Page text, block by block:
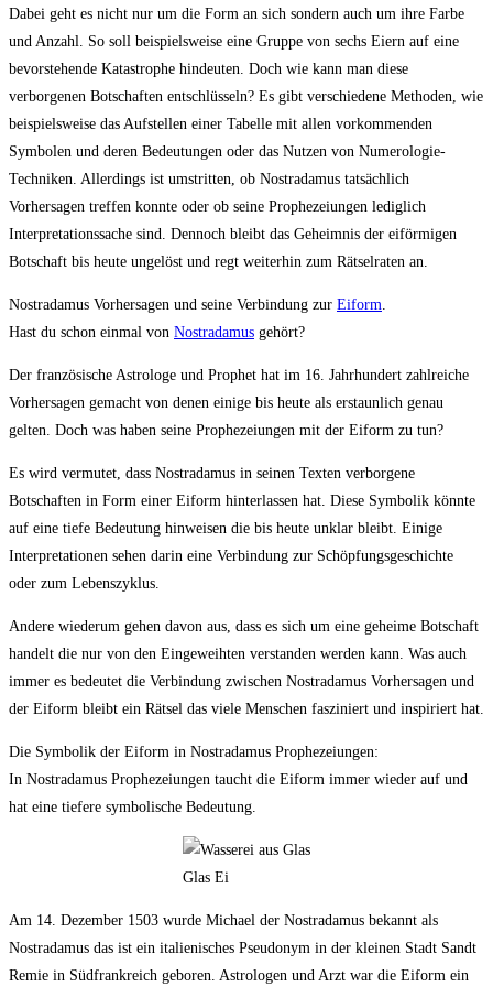
Dabei geht es nicht nur um die Form an sich sondern auch um ihre Farbe
und Anzahl. So soll beispielsweise eine Gruppe von sechs Eiern auf eine
bevorstehende Katastrophe hindeuten. Doch wie kann man diese
verborgenen Botschaften entschlüsseln? Es gibt verschiedene Methoden, wie
beispielsweise das Aufstellen einer Tabelle mit allen vorkommenden
Symbolen und deren Bedeutungen oder das Nutzen von Numerologie-
Techniken. Allerdings ist umstritten, ob Nostradamus tatsächlich
Vorhersagen treffen konnte oder ob seine Prophezeiungen lediglich
Interpretationssache sind. Dennoch bleibt das Geheimnis der eiförmigen
Botschaft bis heute ungelöst und regt weiterhin zum Rätselraten an.
Nostradamus Vorhersagen und seine Verbindung zur Eiform.
Hast du schon einmal von Nostradamus gehört?
Der französische Astrologe und Prophet hat im 16. Jahrhundert zahlreiche
Vorhersagen gemacht von denen einige bis heute als erstaunlich genau
gelten. Doch was haben seine Prophezeiungen mit der Eiform zu tun?
Es wird vermutet, dass Nostradamus in seinen Texten verborgene
Botschaften in Form einer Eiform hinterlassen hat. Diese Symbolik könnte
auf eine tiefe Bedeutung hinweisen die bis heute unklar bleibt. Einige
Interpretationen sehen darin eine Verbindung zur Schöpfungsgeschichte
oder zum Lebenszyklus.
Andere wiederum gehen davon aus, dass es sich um eine geheime Botschaft
handelt die nur von den Eingeweihten verstanden werden kann. Was auch
immer es bedeutet die Verbindung zwischen Nostradamus Vorhersagen und
der Eiform bleibt ein Rätsel das viele Menschen fasziniert und inspiriert hat.
Die Symbolik der Eiform in Nostradamus Prophezeiungen:
In Nostradamus Prophezeiungen taucht die Eiform immer wieder auf und
hat eine tiefere symbolische Bedeutung.
Glas Ei
Am 14. Dezember 1503 wurde Michael der Nostradamus bekannt als
Nostradamus das ist ein italienisches Pseudonym in der kleinen Stadt Sandt
Remie in Südfrankreich geboren. Astrologen und Arzt war die Eiform ein